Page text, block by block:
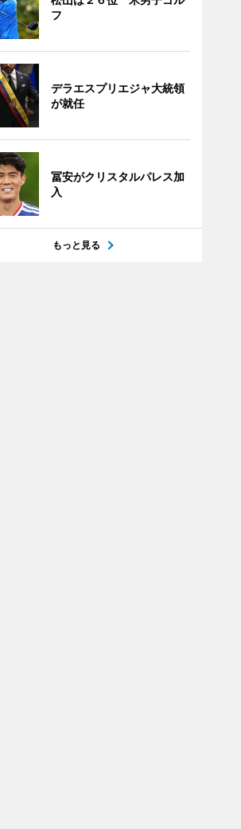
フ
デラエスプリエジャ大統領
が就任
冨安がクリスタルパレス加
入
もっと見る